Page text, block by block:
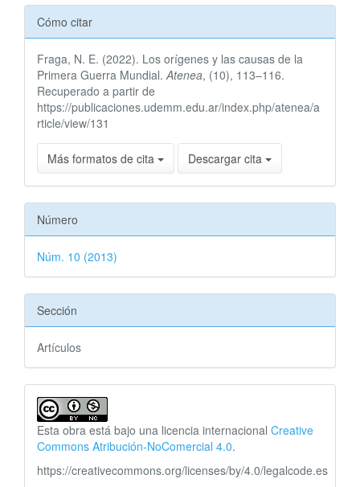
Detalles
del
artículo
Cómo citar
Fraga, N. E. (2022). Los orígenes y las causas de la
Primera Guerra Mundial.Atenea, (10), 113–116.
Recuperado a partir de
https://publicaciones.udemm.edu.ar/index.php/atenea/a
rticle/view/131
Más formatos de cita Descargar cita
Número
Núm. 10 (2013)
Sección
Artículos
Esta obra está bajo una licencia internacional Creative
Commons Atribución-NoComercial 4.0.
https://creativecommons.org/licenses/by/4.0/legalcode.es